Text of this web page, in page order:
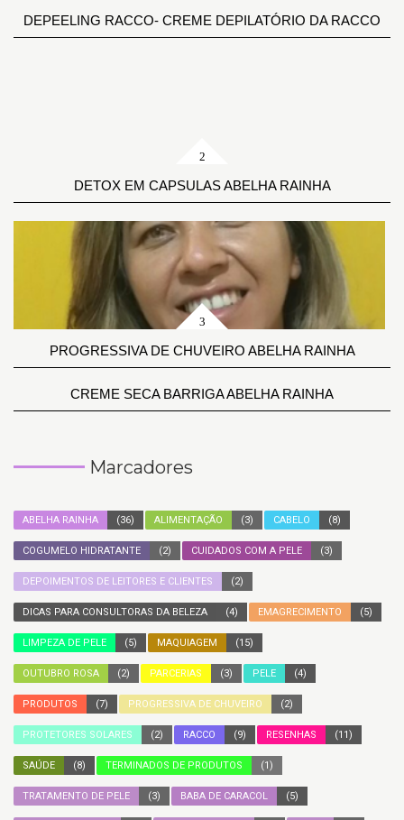
DEPEELING RACCO- CREME DEPILATÓRIO DA RACCO
DETOX EM CAPSULAS ABELHA RAINHA
PROGRESSIVA DE CHUVEIRO ABELHA RAINHA
CREME SECA BARRIGA ABELHA RAINHA
Marcadores
ABELHA RAINHA (36) ALIMENTAÇÃO (3) CABELO (8)
COGUMELO HIDRATANTE (2) CUIDADOS COM A PELE (3)
DEPOIMENTOS DE LEITORES E CLIENTES (2)
DICAS PARA CONSULTORAS DA BELEZA (4) EMAGRECIMENTO (5)
LIMPEZA DE PELE (5) MAQUIAGEM (15)
OUTUBRO ROSA (2) PARCERIAS (3) PELE (4)
PRODUTOS (7) PROGRESSIVA DE CHUVEIRO (2)
PROTETORES SOLARES (2) RACCO (9) RESENHAS (11)
SAÚDE (8) TERMINADOS DE PRODUTOS (1)
TRATAMENTO DE PELE (3) BABA DE CARACOL (5)